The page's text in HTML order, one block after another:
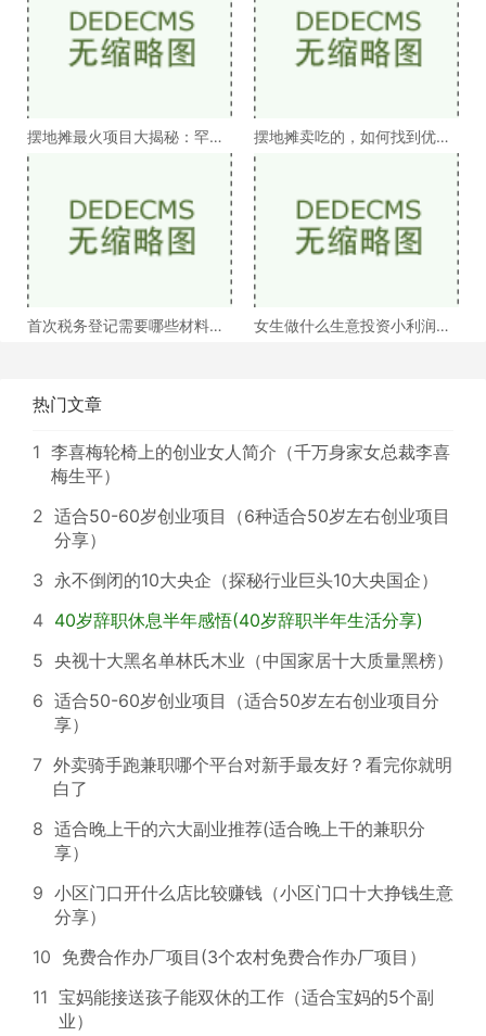
摆地摊最火项目大揭秘：罕见
商机等你来挖掘！
摆地摊卖吃的，如何找到优质
货源？
首次税务登记需要哪些材料
女生做什么生意投资小利润高
热门文章
1 李喜梅轮椅上的创业女人简介（千万身家女总裁李喜
梅生平）
2 适合50-60岁创业项目（6种适合50岁左右创业项目
分享）
3 永不倒闭的10大央企（探秘行业巨头10大央国企）
4 40岁辞职休息半年感悟(40岁辞职半年生活分享)
5 央视十大黑名单林氏木业（中国家居十大质量黑榜）
6 适合50-60岁创业项目（适合50岁左右创业项目分
享）
7 外卖骑手跑兼职哪个平台对新手最友好？看完你就明
白了
8 适合晚上干的六大副业推荐(适合晚上干的兼职分
享）
9 小区门口开什么店比较赚钱（小区门口十大挣钱生意
分享）
10 免费合作办厂项目(3个农村免费合作办厂项目）
11 宝妈能接送孩子能双休的工作（适合宝妈的5个副
业）